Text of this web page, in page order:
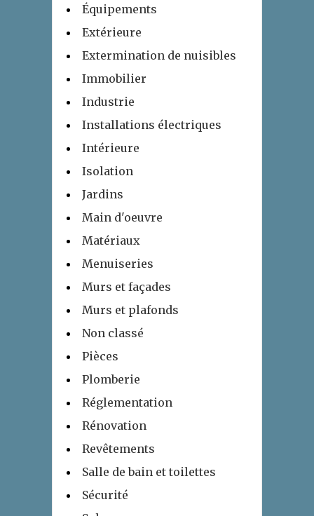
Équipements
Extérieure
Extermination de nuisibles
Immobilier
Industrie
Installations électriques
Intérieure
Isolation
Jardins
Main d'oeuvre
Matériaux
Menuiseries
Murs et façades
Murs et plafonds
Non classé
Pièces
Plomberie
Réglementation
Rénovation
Revêtements
Salle de bain et toilettes
Sécurité